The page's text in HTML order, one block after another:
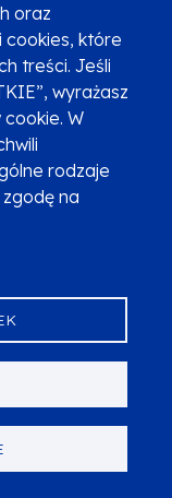
oraz
które
treści. Jeśli
wyrażasz
W
rodzaje
na